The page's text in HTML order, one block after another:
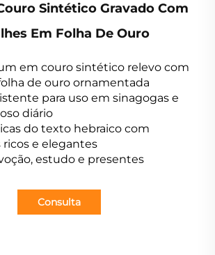
Sintético Gravado Com
Em Folha De Ouro
em couro sintético relevo com
de ouro ornamentada
para uso em sinagogas e
diário
do texto hebraico com
e elegantes
estudo e presentes
Consulta